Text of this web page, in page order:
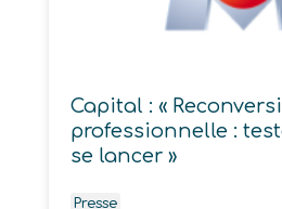
Capital : «
professionnelle :
se lancer »
Presse